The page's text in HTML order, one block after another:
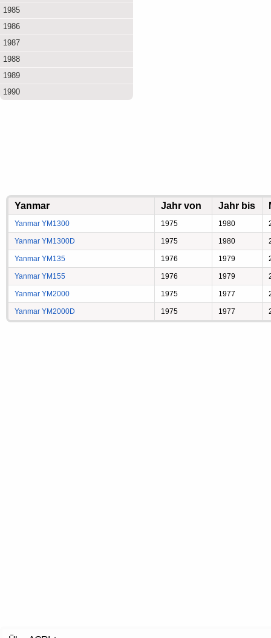
1985
1986
1987
1988
1989
1990
Yanmar Jahr von Jahr bis
Yanmar YM1300 1975 1980
Yanmar YM1300D 1975 1980
Yanmar YM135 1976 1979
Yanmar YM155 1976 1979
Yanmar YM2000 1975 1977
Yanmar YM2000D 1975 1977